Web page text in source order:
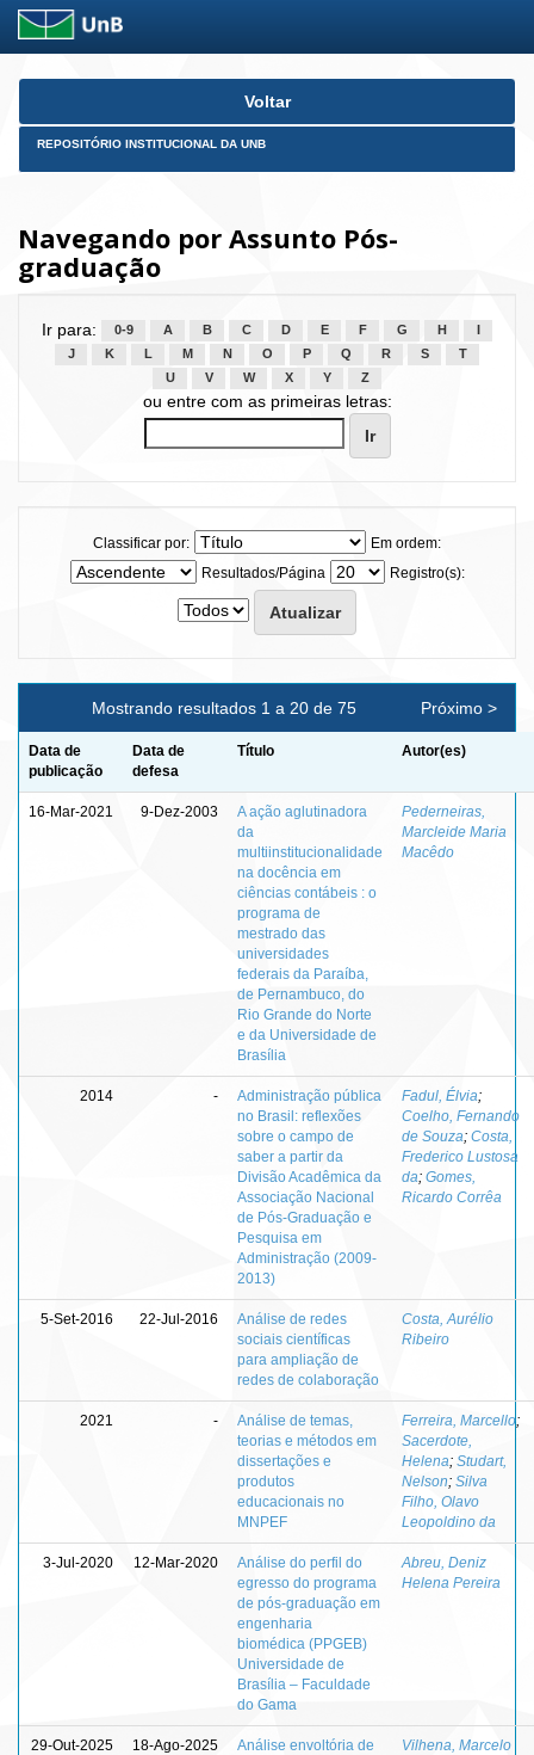
Skip
Voltar
REPOSITÓRIO INSTITUCIONAL DA UNB
Navegando por Assunto Pós-
graduação
Ir para: 0-9 A B C D E F G H
J
K L M N O P Q R S
T
U
V W X Y Z
ou entre com as primeiras letras:
Classificar por:
Em ordem:
Resultados/Página
Registro(s):
Mostrando resultados 1 a 20 de 75 Próximo >
Data de
publicação
Data de
defesa
Título Autor(es)
16-Mar-2021 9-Dez-2003
A ação aglutinadora
da
multiinstitucionalidade
na docência em
ciências contábeis : o
programa de
mestrado das
universidades
federais da Paraíba,
de Pernambuco, do
Rio Grande do Norte
e da Universidade de
Brasília
Pederneiras,
Marcleide Maria
Macêdo
2014 -
Administração pública
no Brasil: reflexões
sobre o campo de
saber a partir da
Divisão Acadêmica da
Associação Nacional
de Pós-Graduação e
Pesquisa em
Administração (2009-
2013)
Fadul, Élvia;
Coelho, Fernando
de Souza; Costa,
Frederico Lustosa
da; Gomes,
Ricardo Corrêa
5-Set-2016 22-Jul-2016
Análise de redes
sociais científicas
para ampliação de
redes de colaboração
Costa, Aurélio
Ribeiro
2021 -
Análise de temas,
teorias e métodos em
dissertações e
produtos
educacionais no
MNPEF
Ferreira, Marcello;
Sacerdote,
Helena; Studart,
Nelson; Silva
Filho, Olavo
Leopoldino da
3-Jul-2020 12-Mar-2020
Análise do perfil do
egresso do programa
de pós-graduação em
engenharia
biomédica (PPGEB)
Universidade de
Brasília – Faculdade
do Gama
Abreu, Deniz
Helena Pereira
29-Out-2025 18-Ago-2025
Análise envoltória de
Vilhena, Marcelo